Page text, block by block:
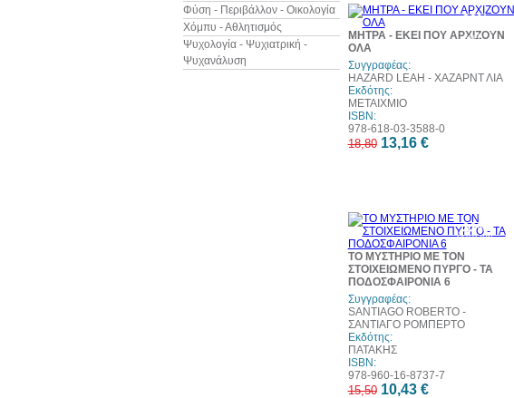
Φύση - Περιβάλλον - Οικολογία
Χόμπυ - Αθλητισμός
Ψυχολογία - Ψυχιατρική -
Ψυχανάλυση
30%
web
ΜΗΤΡΑ - ΕΚΕΙ ΠΟΥ ΑΡΧΙΖΟΥΝ
ΟΛΑ
Συγγραφέας:
HAZARD LEAH - ΧΑΖΑΡΝΤ ΛΙΑ
Εκδότης:
ΜΕΤΑΙΧΜΙΟ
ISBN:
978-618-03-3588-0
18,80 13,16 €
33%
έκπτωση
ΤΟ ΜΥΣΤΗΡΙΟ ΜΕ ΤΟΝ
ΣΤΟΙΧΕΙΩΜΕΝΟ ΠΥΡΓΟ - ΤΑ
ΠΟΔΟΣΦΑΙΡΟΝΙΑ 6
Συγγραφέας:
SANTIAGO ROBERTO -
ΣΑΝΤΙΑΓΟ ΡΟΜΠΕΡΤΟ
Εκδότης:
ΠΑΤΑΚΗΣ
ISBN:
978-960-16-8737-7
15,50 10,43 €